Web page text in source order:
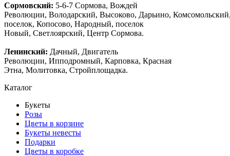
Сормовский: 5-6-7 Сормова, Вождей
Революции, Володарский, Высоково, Дарьино,
поселок, Копосово, Народный, поселок
Новый, Светлоярский, Центр Сормова.
Ленинский: Дачный, Двигатель
Революции, Ипподромный, Карповка, Красная
Этна, Молитовка, Стройплощадка.
Каталог
Букеты
Розы
Цветы в корзине
Букеты невесты
Подарки
Цветы в коробке